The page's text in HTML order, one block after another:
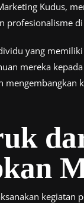
Kudus,
profesionalisme
yang
mereka
mengembangkan
kegiatan